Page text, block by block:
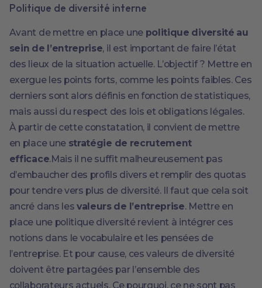
Politique de diversité interne
Avant de mettre en place une politique diversité au
sein de l’entreprise, il est important de faire l’état
des lieux de la situation actuelle. L’objectif ? Mettre en
exergue les points forts, comme les points faibles. Ces
derniers sont alors définis en fonction de statistiques,
mais aussi du respect des lois et obligations légales.
À partir de cette constatation, il convient de mettre
en place une stratégie de recrutement
efficace.Mais il ne suffit malheureusement pas
d’embaucher des profils divers et remplir des quotas
pour tendre vers plus de diversité. Il faut que cela soit
ancré dans lesvaleurs de l’entreprise. Mettre en
place une politique diversité revient à intégrer ces
notions dans le vocabulaire et les pensées de
l’entreprise. Et pour cause, ces valeurs de diversité
doivent être partagées par l’ensemble des
collaborateurs actuels. Ce pourquoi, ce ne sont pas